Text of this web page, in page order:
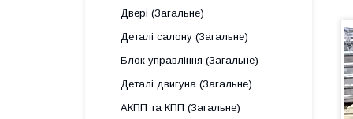
Двері (Загальне)
Деталі салону (Загальне)
Блок управління (Загальне)
Деталі двигуна (Загальне)
АКПП та КПП (Загальне)